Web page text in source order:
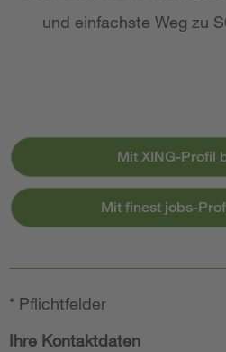
und einfachste Weg zu
Mit XING-Profil
Mit finest jobs-
* Pflichtfelder
Ihre Kontaktdaten